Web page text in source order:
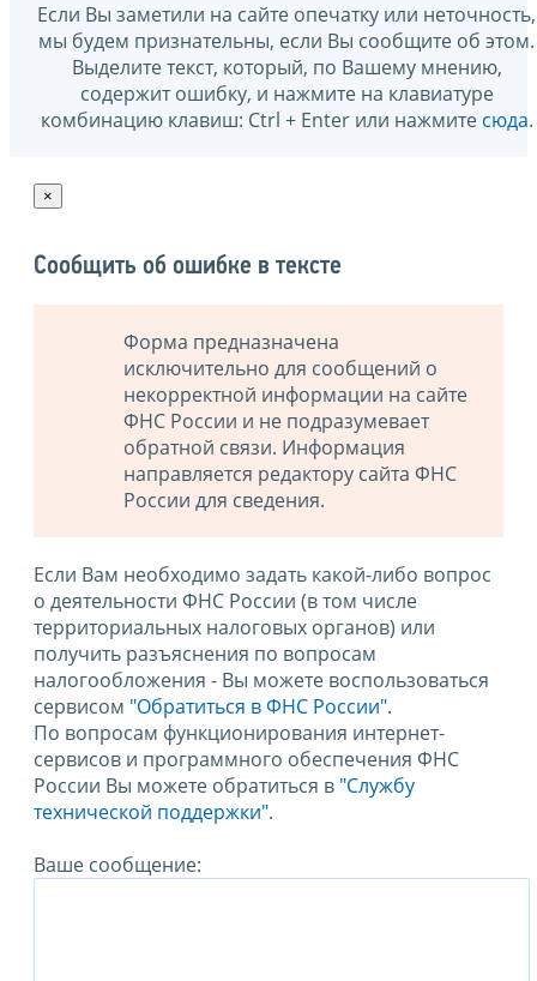
Если Вы заметили на сайте опечатку или неточность,
мы будем признательны, если Вы сообщите об этом.
Выделите текст, который, по Вашему мнению,
содержит ошибку, и нажмите на клавиатуре
комбинацию клавиш: Ctrl + Enter или нажмите сюда.
×
Сообщить об ошибке в тексте
Форма предназначена
исключительно для сообщений о
некорректной информации на сайте
ФНС России и не подразумевает
обратной связи. Информация
направляется редактору сайта ФНС
России для сведения.
Если Вам необходимо задать какой-либо вопрос
о деятельности ФНС России (в том числе
территориальных налоговых органов) или
получить разъяснения по вопросам
налогообложения - Вы можете воспользоваться
сервисом "Обратиться в ФНС России".
По вопросам функционирования интернет-
сервисов и программного обеспечения ФНС
России Вы можете обратиться в "Службу
технической поддержки".
Ваше сообщение: